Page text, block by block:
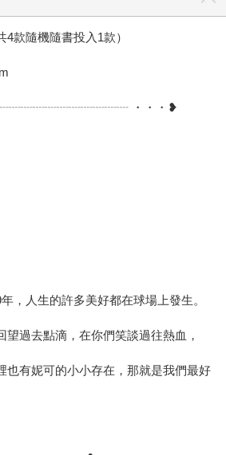
款隨機隨書投入1款）
・・・❥
，人生的許多美好都在球場上發生。
望過去點滴，在你們笑談過往熱血，
也有妮可的小小存在，那就是我們最好